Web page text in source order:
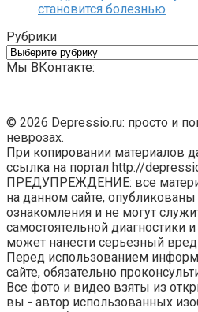
становится болезнью
Рубрики
Рубрики
Мы ВКонтакте:
© 2026 Depressio.ru: просто и
неврозах.
При копировании материалов
ссылка на портал http://
ПРЕДУПРЕЖДЕНИЕ: все
на данном сайте,
ознакомления и не могут
самостоятельной диагностики
может нанести серьезный
Перед использованием
сайте, обязательно
Все фото и видео взяты из
вы - автор использованных